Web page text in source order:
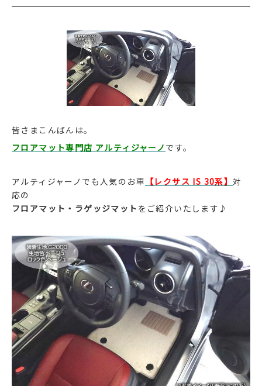
皆さまこんばんは。
フロアマット専門店 アルティジャーノ です。
アルティジャーノでも人気のお車 【レクサス IS 30系】対
応の
フロアマット・ラゲッジマット をご紹介いたします♪